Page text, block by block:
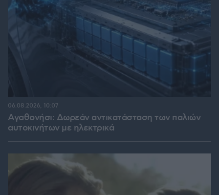
Αγαθονήσι: Δωρεάν αντικατάσταση των παλιών
αυτοκινήτων με ηλεκτρικά
06.08.2026, 10:07